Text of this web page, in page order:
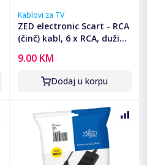
Kablovi za TV
ZED electronic Scart - RCA
(činč) kabl, 6 x RCA, dužina
9.00 KM
Dodaj u korpu